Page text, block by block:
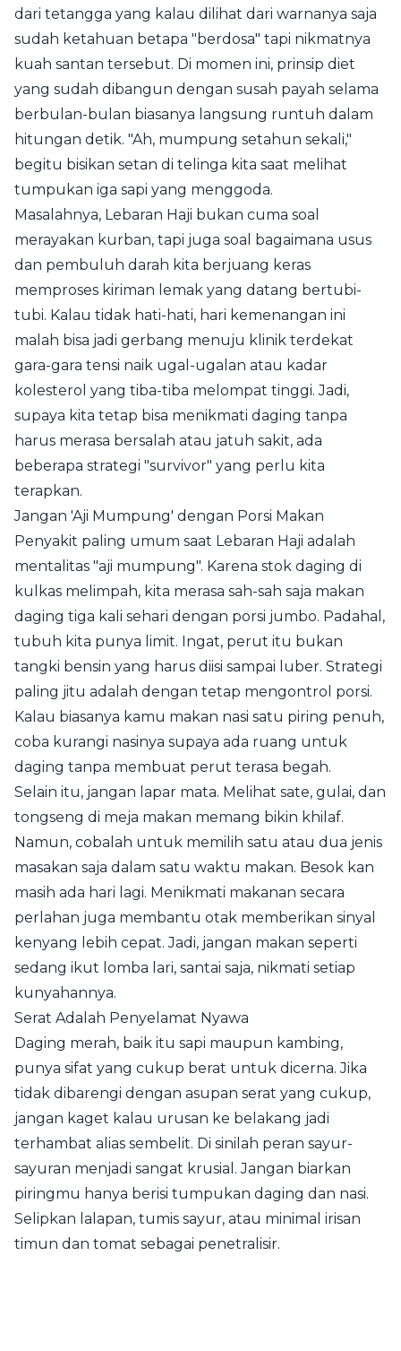
dari tetangga yang kalau dilihat dari warnanya saja
sudah ketahuan betapa "berdosa" tapi nikmatnya
kuah santan tersebut. Di momen ini, prinsip diet
yang sudah dibangun dengan susah payah selama
berbulan-bulan biasanya langsung runtuh dalam
hitungan detik. "Ah, mumpung setahun sekali,"
begitu bisikan setan di telinga kita saat melihat
tumpukan iga sapi yang menggoda.
Masalahnya, Lebaran Haji bukan cuma soal
merayakan kurban, tapi juga soal bagaimana usus
dan pembuluh darah kita berjuang keras
memproses kiriman lemak yang datang bertubi-
tubi. Kalau tidak hati-hati, hari kemenangan ini
malah bisa jadi gerbang menuju klinik terdekat
gara-gara tensi naik ugal-ugalan atau kadar
kolesterol yang tiba-tiba melompat tinggi. Jadi,
supaya kita tetap bisa menikmati daging tanpa
harus merasa bersalah atau jatuh sakit, ada
beberapa strategi "survivor" yang perlu kita
terapkan.
Jangan 'Aji Mumpung' dengan Porsi Makan
Penyakit paling umum saat Lebaran Haji adalah
mentalitas "aji mumpung". Karena stok daging di
kulkas melimpah, kita merasa sah-sah saja makan
daging tiga kali sehari dengan porsi jumbo. Padahal,
tubuh kita punya limit. Ingat, perut itu bukan
tangki bensin yang harus diisi sampai luber. Strategi
paling jitu adalah dengan tetap mengontrol porsi.
Kalau biasanya kamu makan nasi satu piring penuh,
coba kurangi nasinya supaya ada ruang untuk
daging tanpa membuat perut terasa begah.
Selain itu, jangan lapar mata. Melihat sate, gulai, dan
tongseng di meja makan memang bikin khilaf.
Namun, cobalah untuk memilih satu atau dua jenis
masakan saja dalam satu waktu makan. Besok kan
masih ada hari lagi. Menikmati makanan secara
perlahan juga membantu otak memberikan sinyal
kenyang lebih cepat. Jadi, jangan makan seperti
sedang ikut lomba lari, santai saja, nikmati setiap
kunyahannya.
Serat Adalah Penyelamat Nyawa
Daging merah, baik itu sapi maupun kambing,
punya sifat yang cukup berat untuk dicerna. Jika
tidak dibarengi dengan asupan serat yang cukup,
jangan kaget kalau urusan ke belakang jadi
terhambat alias sembelit. Di sinilah peran sayur-
sayuran menjadi sangat krusial. Jangan biarkan
piringmu hanya berisi tumpukan daging dan nasi.
Selipkan lalapan, tumis sayur, atau minimal irisan
timun dan tomat sebagai penetralisir.